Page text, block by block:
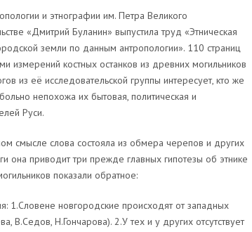
и этнографии им. Петра Великого
«Дмитрий Буланин» выпустила труд «Этническая
земли по данным антропологии». 110 страниц
измерений костных останков из древних могильников
из её исследовательской группы интересует, кто же
непохожа их бытовая, политическая и
Руси.
смысле слова состояла из обмера черепов и других
она приводит три прежде главных гипотезы об этнике
показали обратное:
1.Словене новгородские происходят от западных
В.Седов, Н.Гончарова). 2.У тех и у других отсутствует